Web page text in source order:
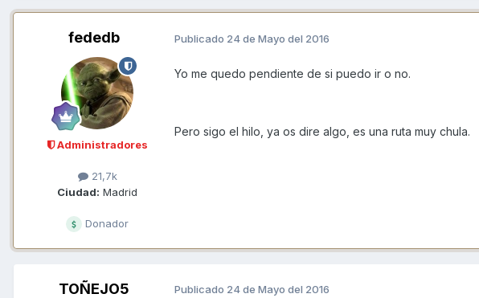
fededb
Administradores
21,7k
Ciudad: Madrid
Donador
Publicado 24 de Mayo del 2016
Yo me quedo pendiente de si puedo ir o no.
Pero sigo el hilo, ya os dire algo, es una ruta muy chula.
TOÑEJO5 Publicado 24 de Mayo del 2016